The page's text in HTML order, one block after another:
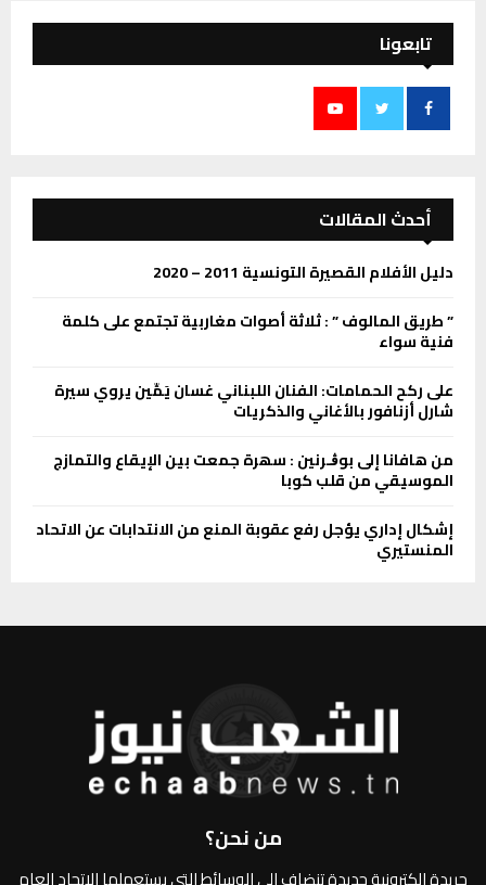
تابعونا
أحدث المقالات
دليل الأفلام القصيرة التونسية 2011 – 2020
” طریق المالوف ” : ثلاثة أصوات مغاربیة تجتمع على كلمة
فنية سواء
على ركح الحمامات: الفنان اللبناني غسان يَمِّين يروي سيرة
شارل أزنافور بالأغاني والذكريات
من هافانا إلى بوڨـرنين : سھرة جمعت بین الإیقاع والتمازج
الموسیقي من قلب كوبا
إشكال إداري يؤجل رفع عقوبة المنع من الانتدابات عن الاتحاد
المنستيري
من نحن؟